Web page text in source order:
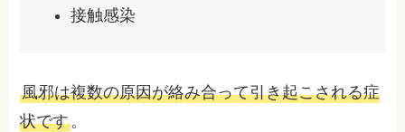
接触感染
風邪は複数の原因が絡み合って引き起こされる症
状です。